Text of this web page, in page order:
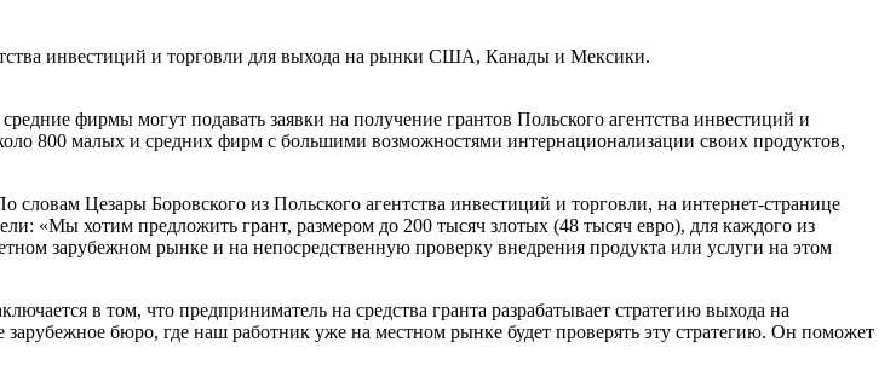
инвестиций и торговли для выхода на рынки США, Канады и Мексики.
фирмы могут подавать заявки на получение грантов Польского агентства инвестиций и
800 малых и средних фирм с большими возможностями интернационализации своих продуктов,
Цезары Боровского из Польского агентства инвестиций и торговли, на интернет-странице
«Мы хотим предложить грант, размером до 200 тысяч злотых (48 тысяч евро), для каждого из
зарубежном рынке и на непосредственную проверку внедрения продукта или услуги на этом
в том, что предприниматель на средства гранта разрабатывает стратегию выхода на
бюро, где наш работник уже на местном рынке будет проверять эту стратегию. Он поможет